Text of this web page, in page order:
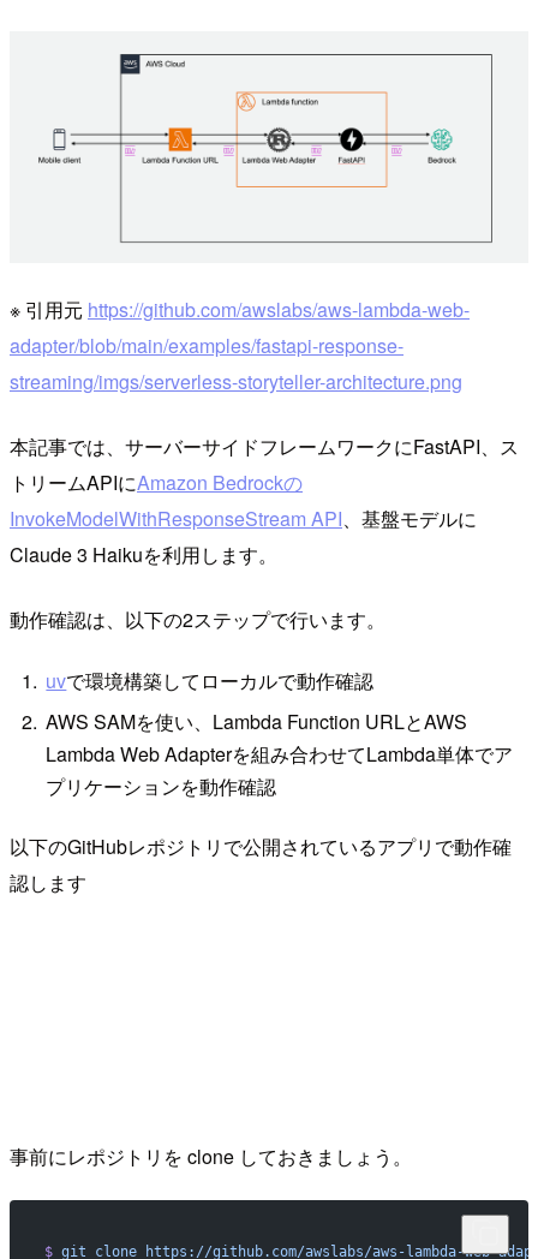
※ 引用元 https://github.com/awslabs/aws-lambda-web-
adapter/blob/main/examples/fastapi-response-
streaming/imgs/serverless-storyteller-architecture.png
本記事では、サーバーサイドフレームワークにFastAPI、ス
トリームAPIにAmazon Bedrockの
InvokeModelWithResponseStream API、基盤モデルに
Claude 3 Haikuを利用します。
動作確認は、以下の2ステップで行います。
uvで環境構築してローカルで動作確認
AWS SAMを使い、Lambda Function URLとAWS
Lambda Web Adapterを組み合わせてLambda単体でア
プリケーションを動作確認
以下のGitHubレポジトリで公開されているアプリで動作確
認します
事前にレポジトリを clone しておきましょう。
$ git clone https://github.com/awslabs/aws-lambda-web-